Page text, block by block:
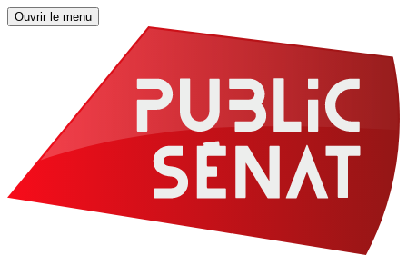
Ouvrir le menu